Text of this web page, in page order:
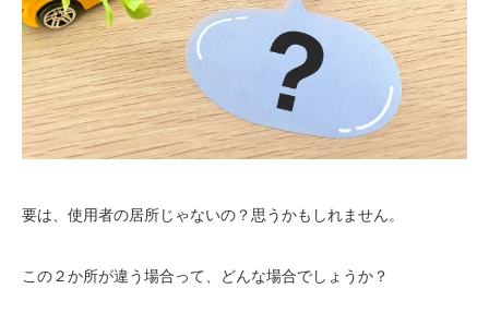
要は、使用者の居所じゃないの？思うかもしれません。
この２か所が違う場合って、どんな場合でしょうか？